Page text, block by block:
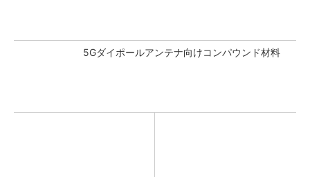
5Gダイポールアンテナ向けコンパウンド材料